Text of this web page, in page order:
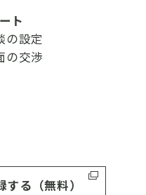
ト
の設定
の交渉
る（無料）